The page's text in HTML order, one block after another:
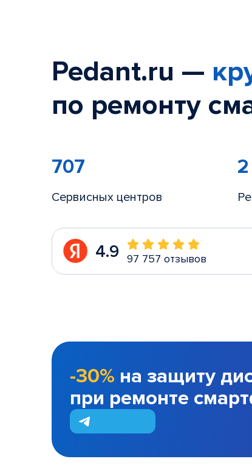
Pedant.ru —
по ремонту
707
Сервисных центров
4.9 97 757 отзывов
-30% на защиту
при ремонте